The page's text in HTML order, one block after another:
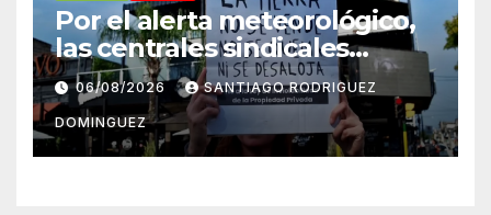
Por el alerta meteorológico,
las centrales sindicales
suspendieron la convocatoria
contra la Ley de Tierras en
Mar del Plata
06/08/2026 SANTIAGO RODRIGUEZ
DOMINGUEZ